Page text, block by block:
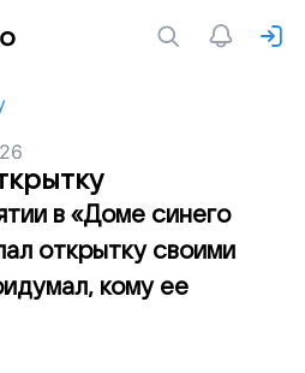
в «Доме синего
открытку своими
кому ее